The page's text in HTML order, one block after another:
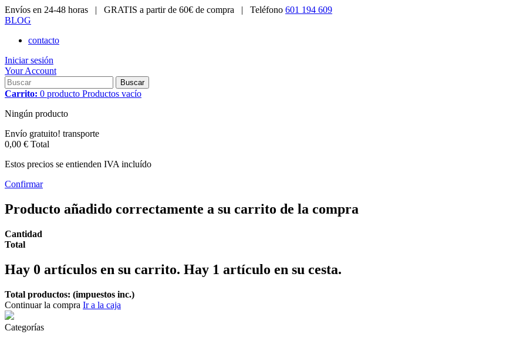
Envíos en 24-48 horas | GRATIS a partir de 60€ de compra | Teléfono 601 194 609
BLOG
contacto
Iniciar sesión
Your Account
Buscar
Carrito: 0 producto Productos vacío
Ningún producto
Envío gratuito! transporte
0,00 € Total
Estos precios se entienden IVA incluído
Confirmar
Producto añadido correctamente a su carrito de la compra
Cantidad
Total
Hay 0 artículos en su carrito. Hay 1 artículo en su cesta.
Total productos: (impuestos inc.)
Continuar la compra Ir a la caja
Categorías